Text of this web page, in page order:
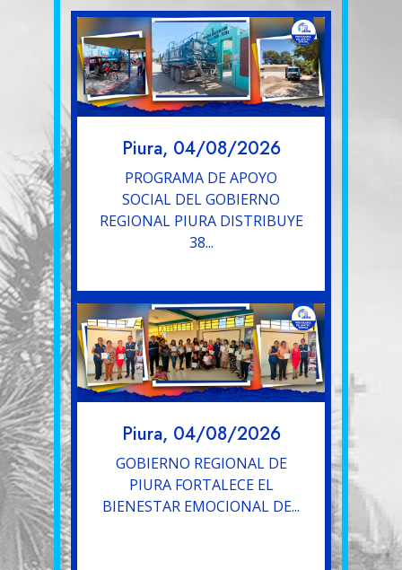
Piura, 04/08/2026
PROGRAMA DE APOYO
SOCIAL DEL GOBIERNO
REGIONAL PIURA DISTRIBUYE
38...
Piura, 04/08/2026
GOBIERNO REGIONAL DE
PIURA FORTALECE EL
BIENESTAR EMOCIONAL DE...